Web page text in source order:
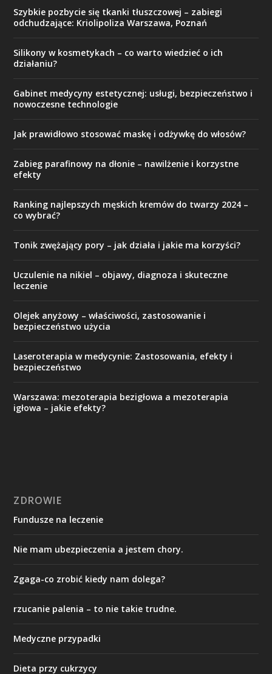
Szybkie pozbycie się tkanki tłuszczowej – zabiegi
odchudzające: Kriolipoliza Warszawa, Poznań
Silikony w kosmetykach – co warto wiedzieć o ich
działaniu?
Gabinet medycyny estetycznej: usługi, bezpieczeństwo i
nowoczesne technologie
Jak prawidłowo stosować maskę i odżywkę do włosów?
Zabieg parafinowy na dłonie – nawilżenie i korzystne
efekty
Ranking najlepszych męskich kremów do twarzy 2024 –
co wybrać?
Tonik zwężający pory – jak działa i jakie ma korzyści?
Uczulenie na nikiel – objawy, diagnoza i skuteczne
leczenie
Olejek anyżowy – właściwości, zastosowanie i
bezpieczeństwo użycia
Laseroterapia w medycynie: Zastosowania, efekty i
bezpieczeństwo
Warszawa: mezoterapia bezigłowa a mezoterapia
igłowa – jakie efekty?
ZDROWIE
Fundusze na leczenie
Nie mam ubezpieczenia a jestem chory.
Zgaga-co zrobić kiedy nam dolega?
rzucanie palenia – to nie takie trudne.
Medyczne przypadki
Dieta przy cukrzycy